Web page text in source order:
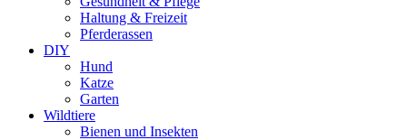
Haltung & Freizeit
Pferderassen
DIY
Hund
Katze
Garten
Wildtiere
Bienen und Insekten